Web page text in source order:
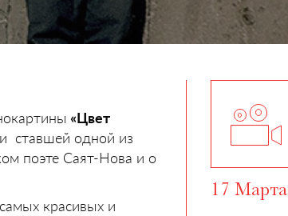
«Цвет
и ставшей одной из
поэте Саят-Нова и о
красивых и
17 Марта